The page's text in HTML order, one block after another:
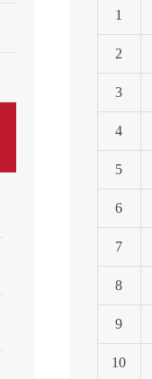
1
2
3
4
5
6
7
8
9
10